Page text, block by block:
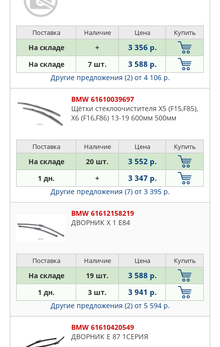
Поставка Наличие Цена Купить
На складе + 3 356 р.
На складе 7 шт. 3 588 р.
Другие предложения (2) от 4 106 р.
BMW 61610039697
Щётки стеклоочистителя X5 (F15,F85),
X6 (F16,F86) 13-19 600мм 500мм
Поставка Наличие Цена Купить
На складе 20 шт. 3 552 р.
1 дн. + 3 347 р.
Другие предложения (7) от 3 395 р.
BMW 61612158219
ДВОРНИК Х 1 E84
Поставка Наличие Цена Купить
На складе 19 шт. 3 588 р.
1 дн. 3 шт. 3 941 р.
Другие предложения (2) от 5 594 р.
BMW 61610420549
ДВОРНИК E 87 1СЕРИЯ